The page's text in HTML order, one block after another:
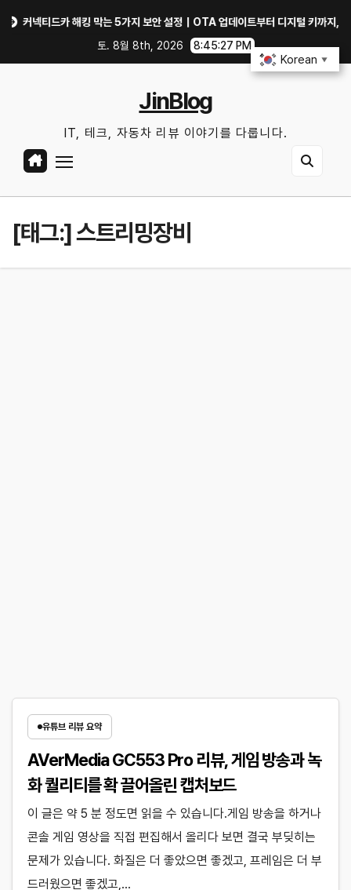
티드카 해킹 막는 5가지 보안 설정｜OTA 업데이트부터 디지털 키까지, 지금 확
토. 8월 8th, 2026
8:45:27 PM
JinBlog
IT, 테크, 자동차 리뷰 이야기를 다룹니다.
[태그:]스트리밍장비
유튜브 리뷰 요약
AVerMedia GC553 Pro 리뷰, 게임 방송과 녹
화 퀄리티를 확 끌어올린 캡처보드
이 글은 약 5 분 정도면 읽을 수 있습니다.게임 방송을 하거나
콘솔 게임 영상을 직접 편집해서 올리다 보면 결국 부딪히는
문제가 있습니다. 화질은 더 좋았으면 좋겠고, 프레임은 더 부
드러웠으면 좋겠고,…
Korean ▼